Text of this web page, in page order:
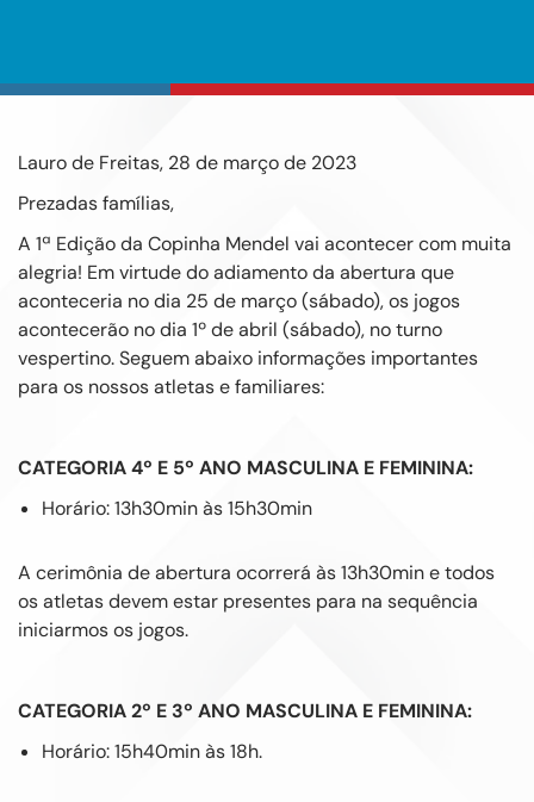
Lauro de Freitas, 28 de março de 2023
Prezadas famílias,
A 1ª Edição da Copinha Mendel vai acontecer com muita
alegria! Em virtude do adiamento da abertura que
aconteceria no dia 25 de março (sábado), os jogos
acontecerão no dia 1º de abril (sábado), no turno
vespertino. Seguem abaixo informações importantes
para os nossos atletas e familiares:
CATEGORIA 4º E 5º ANO MASCULINA E FEMININA:
Horário: 13h30min às 15h30min
A cerimônia de abertura ocorrerá às 13h30min e todos
os atletas devem estar presentes para na sequência
iniciarmos os jogos.
CATEGORIA 2º E 3º ANO MASCULINA E FEMININA:
Horário: 15h40min às 18h.